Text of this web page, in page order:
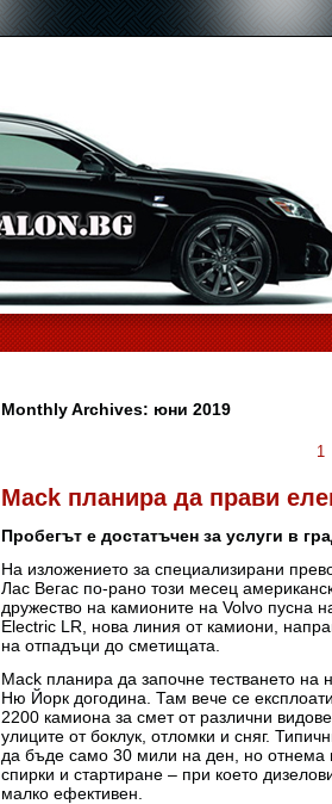
Monthly Archives: юни 2019
1
Mack планира да прави
Пробегът е достатъчен за услуги в
На изложението за специализирани
Лас Вегас по-рано този месец
дружество на камионите на Volvo пусна
Electric LR, нова линия от камиони,
на отпадъци до сметищата.
Mack планира да започне тестването на
Ню Йорк догодина. Там вече се
2200 камиона за смет от различни
улиците от боклук, отломки и сняг.
да бъде само 30 мили на ден, но отнема
спирки и стартиране – при което
малко ефективен.